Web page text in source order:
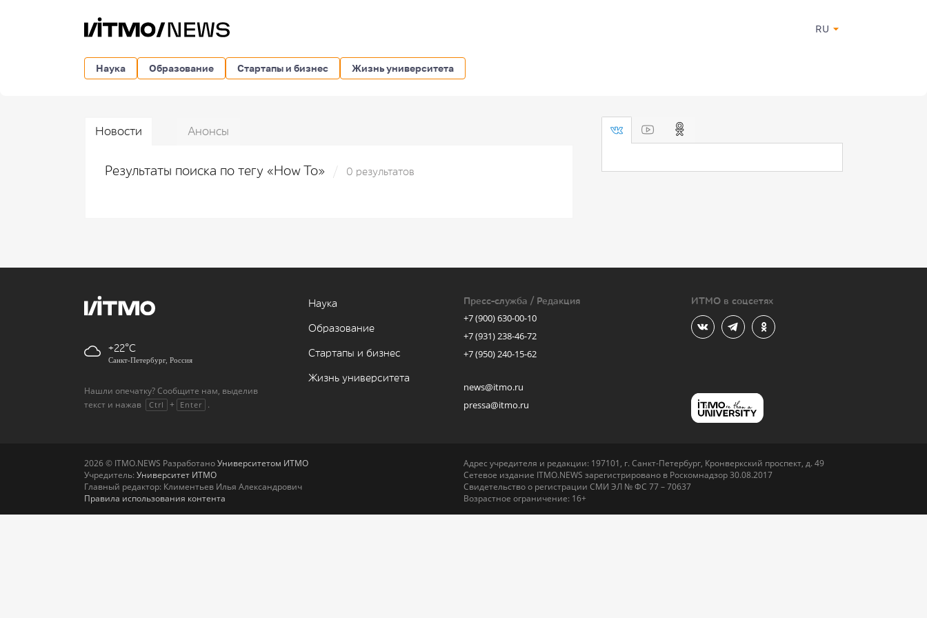
RU
Наука Образование Стартапы и бизнес Жизнь университета
Новости Анонсы
Результаты поиска по тегу «How To» 0 результатов
+22
Санкт-Петербург, Россия
Нашли опечатку? Сообщите нам, выделив
текст и нажав
Ctrl + Enter .
Наука
Образование
Стартапы и бизнес
Жизнь университета
Пресс-служба / Редакция
+7 (900) 630-00-10
+7 (931) 238-46-72
+7 (950) 240-15-62
news@itmo.ru
pressa@itmo.ru
ИТМО в соцсетях
2026 © ITMO.NEWS РазработаноУниверситетом ИТМО
Учредитель: Университет ИТМО
Главный редактор: Климентьев Илья Александрович
Правила использования контента
Адрес учредителя и редакции: 197101, г. Санкт-Петербург, Кронверкский проспект, д. 49
Сетевое издание ITMO.NEWS зарегистрировано в Роскомнадзор 30.08.2017
Свидетельство о регистрации СМИ ЭЛ № ФС 77 – 70637
Возрастное ограничение: 16+